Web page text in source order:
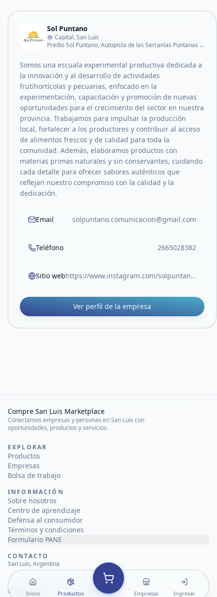
Sol Puntano
Capital, San Luis
Predio Sol Puntano, Autopista de las Serranías Puntanas – Km 797,3.
Somos una escuala experimental productiva dedicada a
la innovación y al desarrollo de actividades
frutihortícolas y pecuarias, enfocado en la
experimentación, capacitación y promoción de nuevas
oportunidades para el crecimiento del sector en nuestra
provincia. Trabajamos para impulsar la producción
local, fortalecer a los productores y contribuir al acceso
de alimentos frescos y de calidad para toda la
comunidad. Además, elaboramos productos con
materias primas naturales y sin conservantes, cuidando
cada detalle para ofrecer sabores auténticos que
reflejan nuestro compromiso con la calidad y la
dedicación.
Email solpuntano.comunicacion@gmail.com
Teléfono 2665028382
Sitio web https://www.instagram.com/solpuntano?igsh=YmRscmxpandlcTRm
Ver perfil de la empresa
Inicio Productos Empresas Ingresar
Compre San Luis Marketplace
Conectamos empresas y personas en San Luis con
oportunidades, productos y servicios.
EXPLORAR
Productos
Empresas
Bolsa de trabajo
INFORMACIÓN
Sobre nosotros
Centro de aprendizaje
Defensa al consumidor
Términos y condiciones
Formulario PANE
CONTACTO
San Luis, Argentina
© 2026Compre San Luis Marketplace